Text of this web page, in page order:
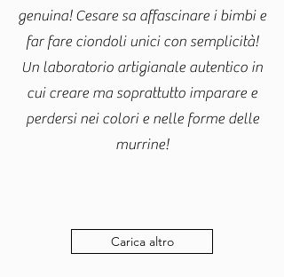
genuina! Cesare sa affascinare i bimbi e
far fare ciondoli unici con semplicità!
Un laboratorio artigianale autentico in
cui creare ma soprattutto imparare e
perdersi nei colori e nelle forme delle
murrine!
Carica altro